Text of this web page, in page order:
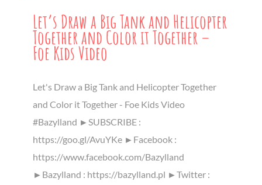
Let’s Draw a Big Tank and Helicopter
Together and Color it Together –
Foe Kids Video
Let's Draw a Big Tank and Helicopter Together
and Color it Together - Foe Kids Video
#Bazylland ►SUBSCRIBE :
https://goo.gl/AvuYKe ►Facebook :
https://www.facebook.com/Bazylland
►Bazylland : https://bazylland.pl ►Twitter :